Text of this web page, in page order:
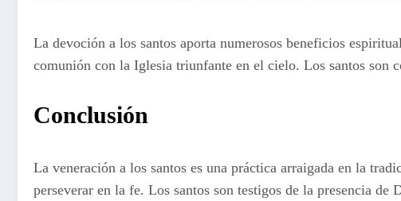
La devoción a los santos aporta numerosos beneficios
comunión con la Iglesia triunfante en el cielo. Los santos son
Conclusión
La veneración a los santos es una práctica arraigada en la
perseverar en la fe. Los santos son testigos de la presencia